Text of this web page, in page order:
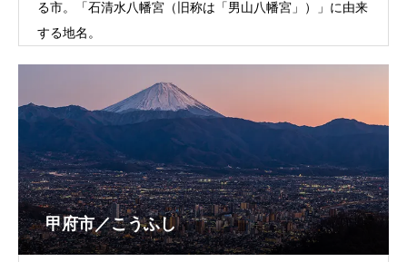
る市。「石清水八幡宮（旧称は「男山八幡宮」）」に由来
する地名。
甲府市／こうふし